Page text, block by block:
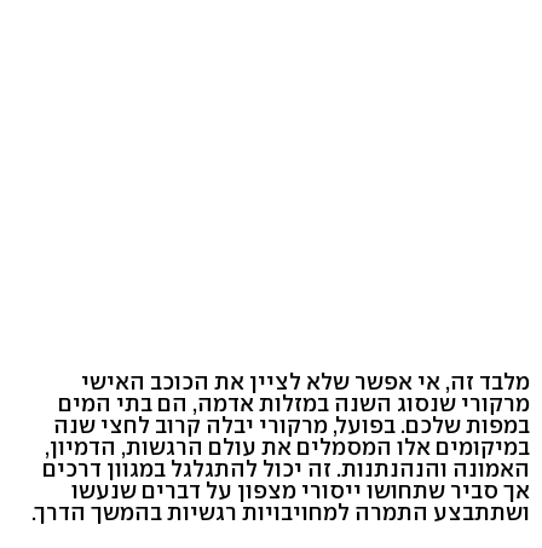
מלבד זה, אי אפשר שלא לציין את הכוכב האישי
מרקורי שנסוג השנה במזלות אדמה, הם בתי המים
במפות שלכם. בפועל, מרקורי יבלה קרוב לחצי שנה
במיקומים אלו המסמלים את עולם הרגשות, הדמיון,
האמונה והנהנתנות. זה יכול להתגלגל במגוון דרכים
אך סביר שתחושו ייסורי מצפון על דברים שנעשו
ושתתבצע התמרה למחויבויות רגשיות בהמשך הדרך.